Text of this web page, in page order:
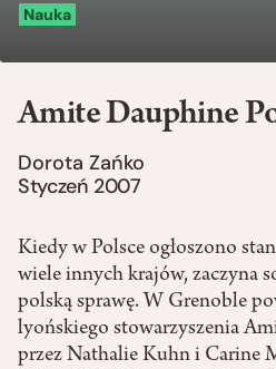
Nauka
Amite Dauphine
Dorota Zańko
Styczeń 2007
Kiedy w Polsce ogłoszono
wiele innych krajów, zaczyna
polską sprawę. W Grenoble
lyońskiego stowarzyszenia
przez Nathalie Kuhn i Carine